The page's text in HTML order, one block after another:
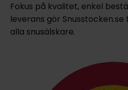
Fokus på kvalitet, enkel
leverans gör
alla snusälskare.